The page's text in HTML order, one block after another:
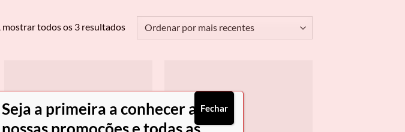
mostrar todos os 3 resultados Ordenado
por
Seja a primeira a conhecer as
nossas promoções e todas as
Fechar